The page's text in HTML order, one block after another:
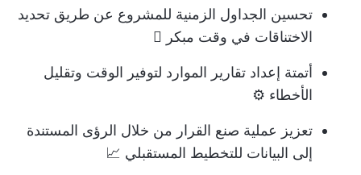
تحسين الجداول الزمنية للمشروع عن طريق تحديد
الاختناقات في وقت مبكر 𣼼
أتمتة إعداد تقارير الموارد لتوفير الوقت وتقليل
الأخطاء ⚙️
تعزيز عملية صنع القرار من خلال الرؤى المستندة
إلى البيانات للتخطيط المستقبلي 📈